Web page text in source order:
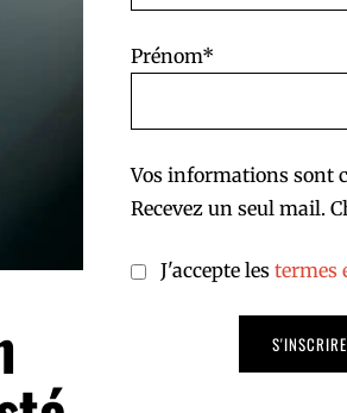
Prénom*
Vos informations sont
Recevez un seul mail.
J'accepte les termes